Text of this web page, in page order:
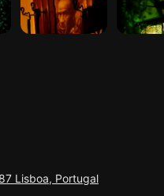
Lisboa, Portugal